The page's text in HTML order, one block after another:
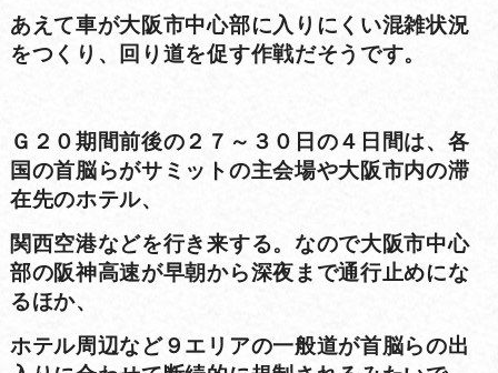
あえて車が大阪市中心部に入りにくい混雑状況
をつくり、回り道を促す作戦だそうです。
Ｇ２０期間前後の２７～３０日の４日間は、各
国の首脳らがサミットの主会場や大阪市内の滞
在先のホテル、
関西空港などを行き来する。なので大阪市中心
部の阪神高速が早朝から深夜まで通行止めにな
るほか、
ホテル周辺など９エリアの一般道が首脳らの出